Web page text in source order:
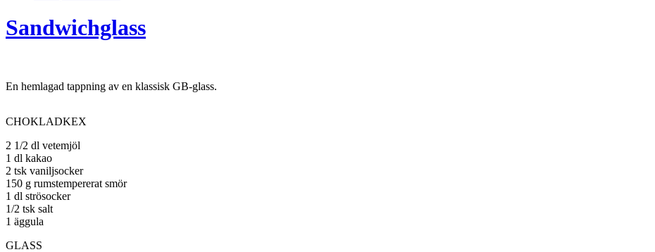
Sandwichglass
En hemlagad tappning av en klassisk GB-glass.
CHOKLADKEX
2 1/2 dl vetemjöl
1 dl kakao
2 tsk vaniljsocker
150 g rumstempererat smör
1 dl strösocker
1/2 tsk salt
1 äggula
GLASS